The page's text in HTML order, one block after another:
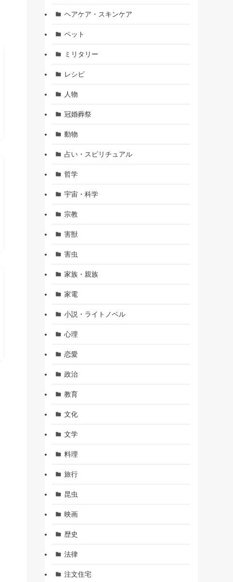
ヘアケア・スキンケア
ペット
ミリタリー
レシピ
人物
冠婚葬祭
動物
占い・スピリチュアル
哲学
宇宙・科学
宗教
害獣
害虫
家族・親族
家電
小説・ライトノベル
心理
恋愛
政治
教育
文化
文学
料理
旅行
昆虫
映画
歴史
法律
注文住宅